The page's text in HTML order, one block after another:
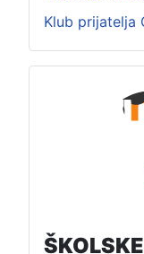
Klub prijatelja